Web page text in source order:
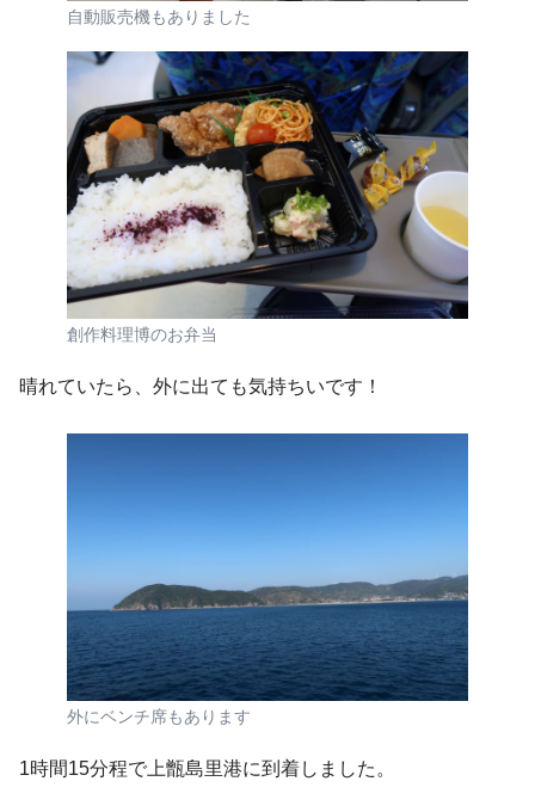
自動販売機もありました
創作料理博のお弁当
晴れていたら、外に出ても気持ちいです！
外にベンチ席もあります
1時間15分程で上甑島里港に到着しました。